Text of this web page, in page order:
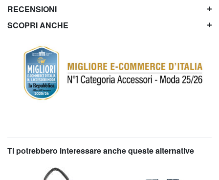
RECENSIONI
SCOPRI ANCHE
Ti potrebbero interessare anche queste alternative